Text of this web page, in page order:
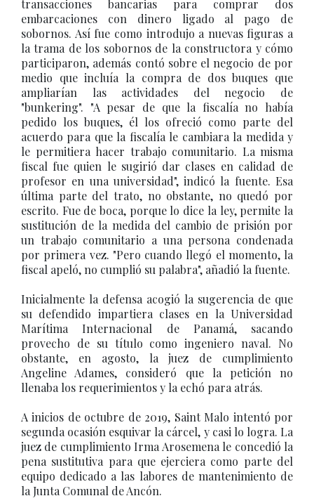
transacciones bancarias para comprar dos
embarcaciones con dinero ligado al pago de
sobornos. Así fue como introdujo a nuevas figuras a
la trama de los sobornos de la constructora y cómo
participaron, además contó sobre el negocio de por
medio que incluía la compra de dos buques que
ampliarían las actividades del negocio de
"bunkering". "A pesar de que la fiscalía no había
pedido los buques, él los ofreció como parte del
acuerdo para que la fiscalía le cambiara la medida y
le permitiera hacer trabajo comunitario. La misma
fiscal fue quien le sugirió dar clases en calidad de
profesor en una universidad", indicó la fuente. Esa
última parte del trato, no obstante, no quedó por
escrito. Fue de boca, porque lo dice la ley, permite la
sustitución de la medida del cambio de prisión por
un trabajo comunitario a una persona condenada
por primera vez. "Pero cuando llegó el momento, la
fiscal apeló, no cumplió su palabra", añadió la fuente.
Inicialmente la defensa acogió la sugerencia de que
su defendido impartiera clases en la Universidad
Marítima Internacional de Panamá, sacando
provecho de su título como ingeniero naval. No
obstante, en agosto, la juez de cumplimiento
Angeline Adames, consideró que la petición no
llenaba los requerimientos y la echó para atrás.
A inicios de octubre de 2019, Saint Malo intentó por
segunda ocasión esquivar la cárcel, y casi lo logra. La
juez de cumplimiento Irma Arosemena le concedió la
pena sustitutiva para que ejerciera como parte del
equipo dedicado a las labores de mantenimiento de
la Junta Comunal de Ancón.